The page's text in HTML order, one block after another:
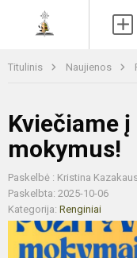
Titulinis Naujienos
Kviečiame
mokymus!
Paskelbė : Kristina
Paskelbta: 2025-10-06
Kategorija: Renginiai